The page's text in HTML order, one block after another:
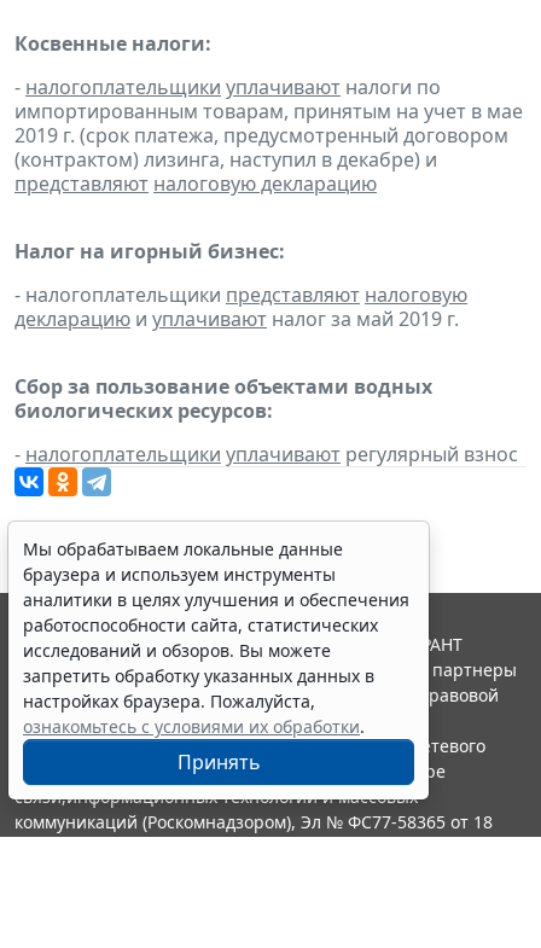
Косвенные налоги:
- налогоплательщики уплачивают налоги по
импортированным товарам, принятым на учет в мае
2019 г. (срок платежа, предусмотренный договором
(контрактом) лизинга, наступил в декабре) и
представляют налоговую декларацию
Налог на игорный бизнес:
- налогоплательщики представляют налоговую
декларацию и уплачивают налог за май 2019 г.
Сбор за пользование объектами водных
биологических ресурсов:
- налогоплательщики уплачивают регулярный взнос
Мы обрабатываем локальные данные
браузера и используем инструменты
аналитики в целях улучшения и обеспечения
работоспособности сайта, статистических
исследований и обзоров. Вы можете
запретить обработку указанных данных в
настройках браузера. Пожалуйста,
ознакомьтесь с условиями их обработки.
Принять
© ООО "НПП "ГАРАНТ-СЕРВИС", 2026. Система ГАРАНТ
выпускается с 1990 года. Компания "Гарант" и ее партнеры
являются участниками Российской ассоциации правовой
информации ГАРАНТ.
Портал ГАРАНТ.РУ зарегистрирован в качестве сетевого
издания Федеральной службой по надзору в сфере
связи,информационных технологий и массовых
коммуникаций (Роскомнадзором), Эл № ФС77-58365 от 18